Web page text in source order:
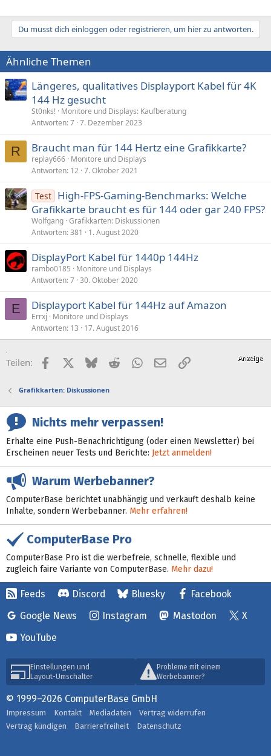
Du musst dich einloggen oder registrieren, um hier zu antworten.
Ähnliche Themen
Längeres, qualitatives Displayport Kabel für 4K
144 Hz gesucht
St0nks! Monitore und Displays: Kaufberatung
Antworten 7 7. Dezember 2023
R Braucht man für 144 Hertz eine Grafikkarte?
replay666 Monitore und Displays
Antworten 12 7. Oktober 2021
Test High-FPS-Gaming-Benchmarks: Welche
Grafikkarte braucht es für 144 oder gar 240 FPS?
Wolfgang Grafikkarten: Diskussionen
Antworten 381 1. August 2020
DisplayPort Kabel für 1440p 144Hz
rambo0185
Monitore und Displays
Antworten 7 30. Oktober 2020
E Displayport Kabel für 144Hz auf Amazon
Errxj
Monitore und Displays
Antworten 13 17. August 2016
Teilen: FacebookX (Twitter)
BlueskyRedditWhatsApp
E-MailLink
Grafikkarten: Diskussionen
Nichts mehr verpassen!
Erhalte eine Push-Benachrichtigung (oder einen Newsletter) bei
Erscheinen neuer Tests und Berichte: Jetzt anmelden!
Warum Werbebanner?
ComputerBase berichtet unabhängig und verkauft deshalb keine
Inhalte, sondern Werbebanner. Mehr erfahren!
ComputerBase Pro
ComputerBase Pro ist die werbefreie, schnelle, flexible und
zugleich faire Variante von ComputerBase. Mehr dazu!
Feeds Discord Bluesky
Facebook
Google News
Instagram Mastodon
X
YouTube
Einstellungen und
Layout-Umschalter
Probleme mit einem
Werbebanner?
© 1999–2026 ComputerBase GmbH
Impressum Kontakt Mediadaten
Vertrag widerrufen
Vertrag kündigen
Barrierefreiheit Datenschutz